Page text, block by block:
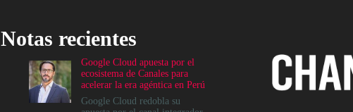
Notas recientes
Google Cloud apuesta por el
ecosistema de Canales para
acelerar la era agéntica en Perú
Google Cloud redobla su